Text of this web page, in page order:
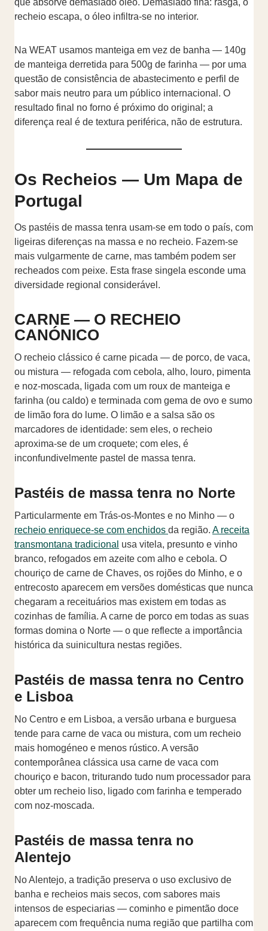
recheio escapa, o óleo infiltra-se no interior.
Na WEAT usamos manteiga em vez de banha — 140g
de manteiga derretida para 500g de farinha — por uma
questão de consistência de abastecimento e perfil de
sabor mais neutro para um público internacional. O
resultado final no forno é próximo do original; a
diferença real é de textura periférica, não de estrutura.
Os Recheios — Um Mapa de
Portugal
Os pastéis de massa tenra usam-se em todo o país, com
ligeiras diferenças na massa e no recheio. Fazem-se
mais vulgarmente de carne, mas também podem ser
recheados com peixe. Esta frase singela esconde uma
diversidade regional considerável.
CARNE — O RECHEIO
CANÓNICO
O recheio clássico é carne picada — de porco, de vaca,
ou mistura — refogada com cebola, alho, louro, pimenta
e noz-moscada, ligada com um roux de manteiga e
farinha (ou caldo) e terminada com gema de ovo e sumo
de limão fora do lume. O limão e a salsa são os
marcadores de identidade: sem eles, o recheio
aproxima-se de um croquete; com eles, é
inconfundivelmente pastel de massa tenra.
Pastéis de massa tenra no Norte
Particularmente em Trás-os-Montes e no Minho — o
recheio enriquece-se com enchidos da região. A receita
transmontana tradicional usa vitela, presunto e vinho
branco, refogados em azeite com alho e cebola. O
chouriço de carne de Chaves, os rojões do Minho, e o
entrecosto aparecem em versões domésticas que nunca
chegaram a receituários mas existem em todas as
cozinhas de família. A carne de porco em todas as suas
formas domina o Norte — o que reflecte a importância
histórica da suinicultura nestas regiões.
Pastéis de massa tenra no Centro
e Lisboa
No Centro e em Lisboa, a versão urbana e burguesa
tende para carne de vaca ou mistura, com um recheio
mais homogéneo e menos rústico. A versão
contemporânea clássica usa carne de vaca com
chouriço e bacon, triturando tudo num processador para
obter um recheio liso, ligado com farinha e temperado
com noz-moscada.
Pastéis de massa tenra no
Alentejo
No Alentejo, a tradição preserva o uso exclusivo de
banha e recheios mais secos, com sabores mais
intensos de especiarias — cominho e pimentão doce
aparecem com frequência numa região que partilha com